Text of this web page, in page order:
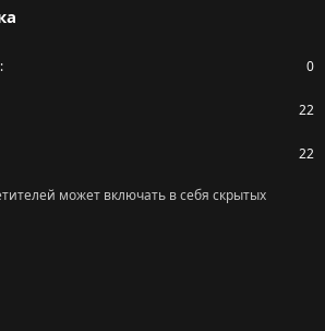
0
22
22
может включать в себя скрытых